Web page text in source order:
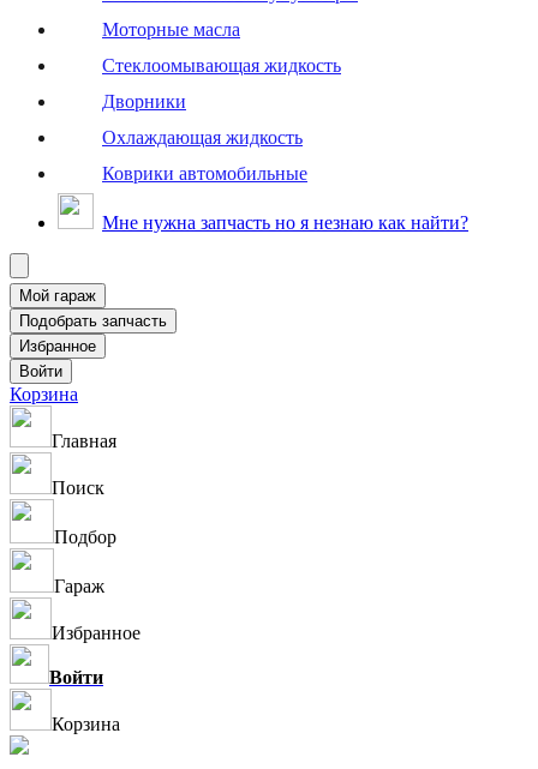
Моторные масла
Стеклоомывающая жидкость
Дворники
Охлаждающая жидкость
Коврики автомобильные
Мне нужна запчасть но я незнаю как найти?
Корзина
Главная
Поиск
Подбор
Гараж
Избранное
Войти
Корзина